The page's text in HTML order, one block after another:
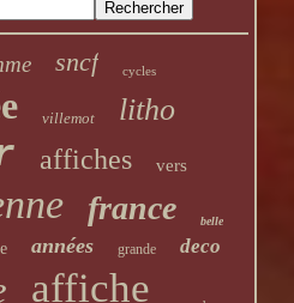
sncf cycles
villemot litho
affiches vers
france belle
années grande deco
affiche